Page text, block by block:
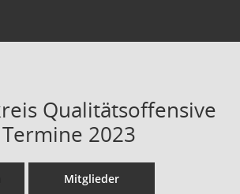
Qualitätsoffensive
2023
Mitglieder